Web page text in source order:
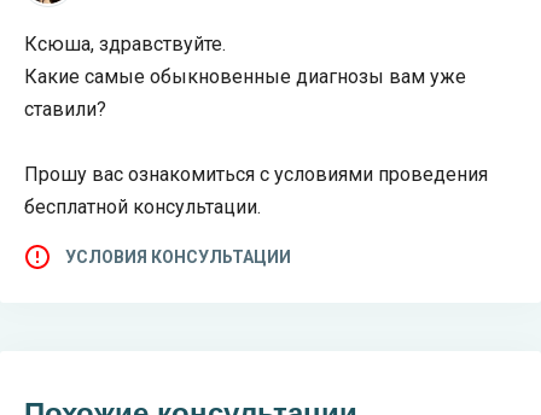
Ксюша, здравствуйте.
Какие самые обыкновенные диагнозы вам уже
ставили?
Прошу вас ознакомиться с условиями проведения
бесплатной консультации.
УСЛОВИЯ КОНСУЛЬТАЦИИ